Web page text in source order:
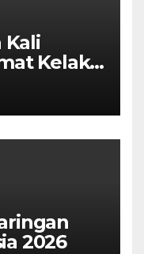
Kali
Kelak?,
2026